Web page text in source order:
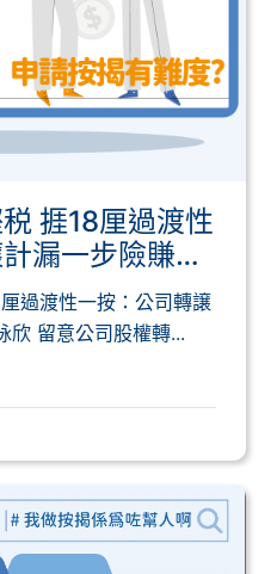
捱18厘過渡性
漏一步險賺變
過渡性一按：公司轉譲
欣 留意公司股權轉...